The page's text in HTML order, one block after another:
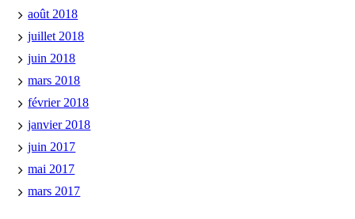
août 2018
juillet 2018
juin 2018
mars 2018
février 2018
janvier 2018
juin 2017
mai 2017
mars 2017